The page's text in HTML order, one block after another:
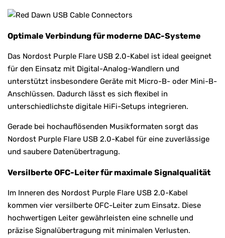
Optimale Verbindung für moderne DAC-Systeme
Das Nordost Purple Flare USB 2.0-Kabel ist ideal geeignet
für den Einsatz mit Digital-Analog-Wandlern und
unterstützt insbesondere Geräte mit Micro-B- oder Mini-B-
Anschlüssen. Dadurch lässt es sich flexibel in
unterschiedlichste digitale HiFi-Setups integrieren.
Gerade bei hochauflösenden Musikformaten sorgt das
Nordost Purple Flare USB 2.0-Kabel für eine zuverlässige
und saubere Datenübertragung.
Versilberte OFC-Leiter für maximale Signalqualität
Im Inneren des Nordost Purple Flare USB 2.0-Kabel
kommen vier versilberte OFC-Leiter zum Einsatz. Diese
hochwertigen Leiter gewährleisten eine schnelle und
präzise Signalübertragung mit minimalen Verlusten.